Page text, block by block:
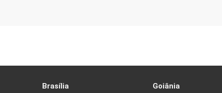
Brasília Goiânia